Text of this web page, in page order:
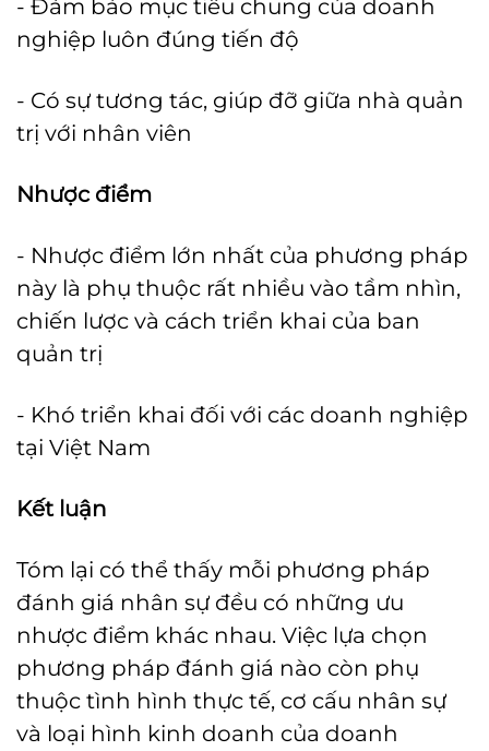
- Đảm bảo mục tiêu chung của doanh
nghiệp luôn đúng tiến độ
- Có sự tương tác, giúp đỡ giữa nhà quản
trị với nhân viên
Nhược điểm
- Nhược điểm lớn nhất của phương pháp
này là phụ thuộc rất nhiều vào tầm nhìn,
chiến lược và cách triển khai của ban
quản trị
- Khó triển khai đối với các doanh nghiệp
tại Việt Nam
Kết luận
Tóm lại có thể thấy mỗi phương pháp
đánh giá nhân sự đều có những ưu
nhược điểm khác nhau. Việc lựa chọn
phương pháp đánh giá nào còn phụ
thuộc tình hình thực tế, cơ cấu nhân sự
và loại hình kinh doanh của doanh